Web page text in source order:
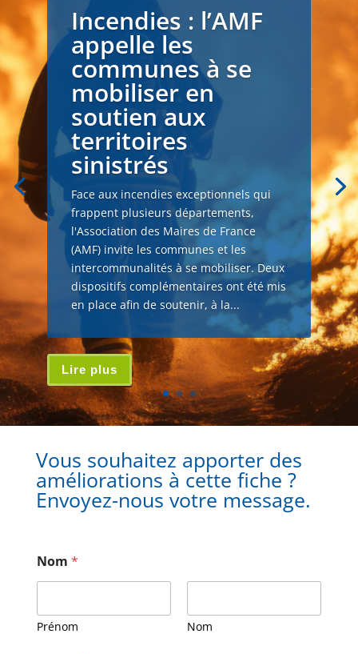
Incendies : l’AMF
appelle les
communes à se
mobiliser en
soutien aux
territoires
sinistrés
Face aux incendies exceptionnels qui
frappent plusieurs départements,
l'Association des Maires de France
(AMF) invite les communes et les
intercommunalités à se mobiliser. Deux
dispositifs complémentaires ont été mis
en place afin de soutenir, à la...
Lire plus
Vous souhaitez apporter des
améliorations à cette fiche ?
Envoyez-nous votre message.
Nom *
Prénom Nom